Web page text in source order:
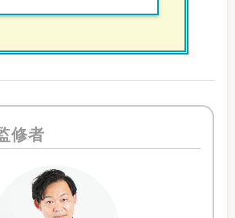
修者